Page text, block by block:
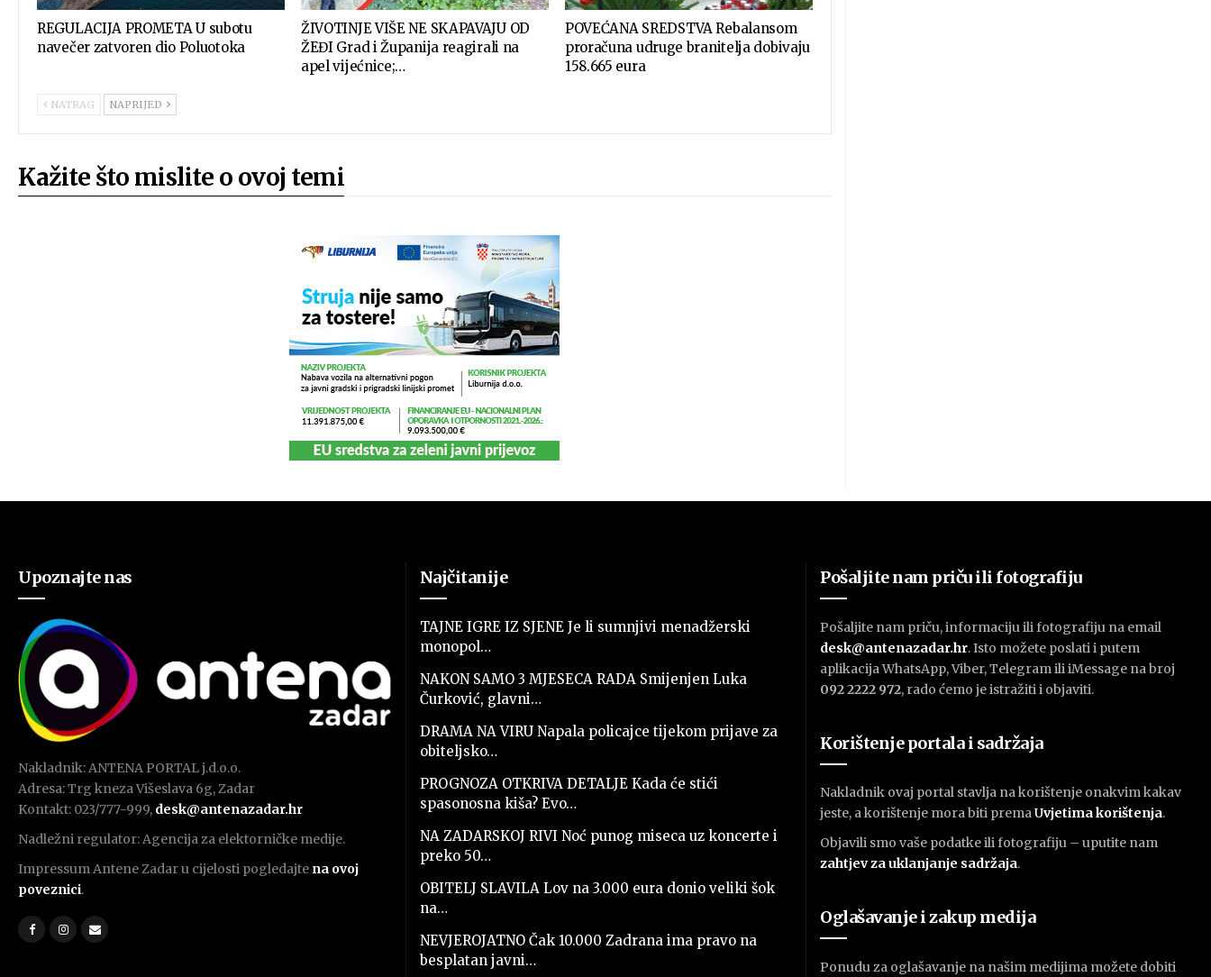
REGULACIJA PROMETA U subotu
navečer zatvoren dio Poluotoka
ŽIVOTINJE VIŠE NE SKAPAVAJU OD
ŽEĐI Grad i Županija reagirali na
apel vijećnice;…
POVEĆANA SREDSTVA Rebalansom
proračuna udruge branitelja dobivaju
158.665 eura
NATRAG NAPRIJED
Kažite što mislite o ovoj temi
Upoznajte nas
Nakladnik: ANTENA PORTAL j.d.o.o.
Adresa: Trg kneza Višeslava 6g, Zadar
Kontakt: 023/777-999, desk@antenazadar.hr
Nadležni regulator: Agencija za elektorničke medije.
Impressum Antene Zadar u cijelosti pogledajte na ovoj
poveznici.
Najčitanije
TAJNE IGRE IZ SJENE Je li sumnjivi menadžerski
monopol…
NAKON SAMO 3 MJESECA RADA Smijenjen Luka
Čurković, glavni…
DRAMA NA VIRU Napala policajce tijekom prijave za
obiteljsko…
PROGNOZA OTKRIVA DETALJE Kada će stići
spasonosna kiša? Evo…
NA ZADARSKOJ RIVI Noć punog miseca uz koncerte i
preko 50…
OBITELJ SLAVILA Lov na 3.000 eura donio veliki šok
na…
NEVJEROJATNO Čak 10.000 Zadrana ima pravo na
besplatan javni…
Pošaljite nam priču ili fotografiju
Pošaljite nam priču, informaciju ili fotografiju na email
desk@antenazadar.hr. Isto možete poslati i putem
aplikacija WhatsApp, Viber, Telegram ili iMessage na broj
092 2222 972, rado ćemo je istražiti i objaviti.
Korištenje portala i sadržaja
Nakladnik ovaj portal stavlja na korištenje onakvim kakav
jeste, a korištenje mora biti premaUvjetima korištenja.
Objavili smo vaše podatke ili fotografiju – uputite nam
zahtjev za uklanjanje sadržaja.
Oglašavanje i zakup medija
Ponudu za oglašavanje na našim medijima možete dobiti